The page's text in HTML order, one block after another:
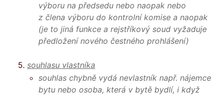
výboru na předsedu nebo naopak nebo
z člena výboru do kontrolní komise anaopak
(je to jiná funkce a rejstříkový soud vyžaduje
předložení nového čestného prohlášení)
souhlasu vlastníka
souhlas chybně vydá nevlastník např. nájemce
bytu nebo osoba, která v bytě bydlí, i když